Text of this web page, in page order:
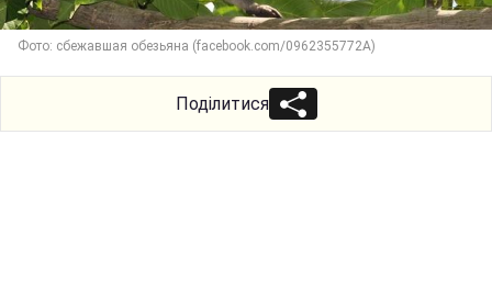
Фото: сбежавшая обезьяна (facebook.com/0962355772A)
Поділитися